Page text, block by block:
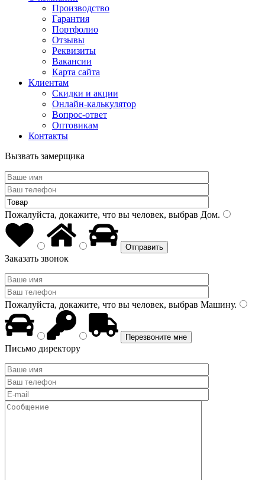
Производство
Гарантия
Портфолио
Отзывы
Реквизиты
Вакансии
Карта сайта
Клиентам
Скидки и акции
Онлайн-калькулятор
Вопрос-ответ
Оптовикам
Контакты
Вызвать замерщика
Пожалуйста, докажите, что вы человек, выбрав Дом.
Заказать звонок
Пожалуйста, докажите, что вы человек, выбрав Машину.
Письмо директору